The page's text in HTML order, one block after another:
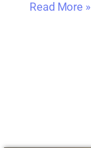
Read More »